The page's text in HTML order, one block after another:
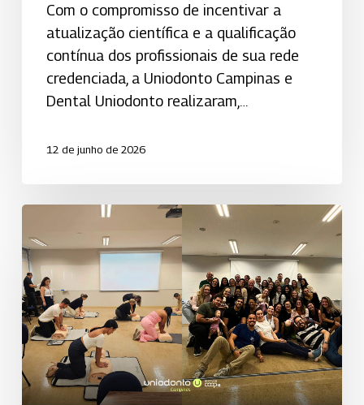
Com o compromisso de incentivar a
atualização científica e a qualificação
contínua dos profissionais de sua rede
credenciada, a Uniodonto Campinas e
Dental Uniodonto realizaram,…
12 de junho de 2026
Campinas
certifica
profissionais
pela
American
Heart
Association
para